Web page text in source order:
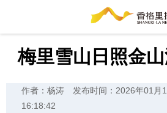
梅里雪山日照金
作者：杨涛
发布时间：2026年01月
16:18:42